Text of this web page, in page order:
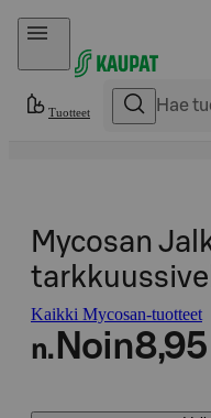
Hyppää sisältöön
Tuotteet
Mycosan
Kaikki Mycosan-tuotteet
n. Noin